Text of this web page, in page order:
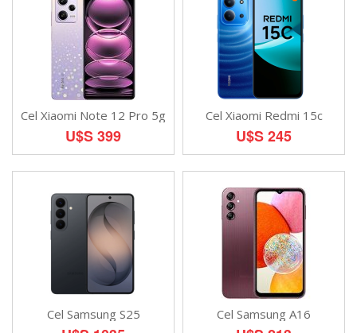
Cel Xiaomi Note 12 Pro 5g
U$S 399
Cel Xiaomi Redmi 15c
U$S 245
Cel Samsung S25 Cel Samsung A16